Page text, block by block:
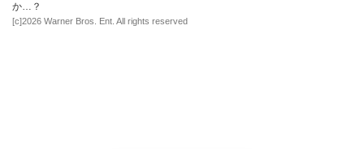
か…？
[c]2026 Warner Bros. Ent. All rights reserved